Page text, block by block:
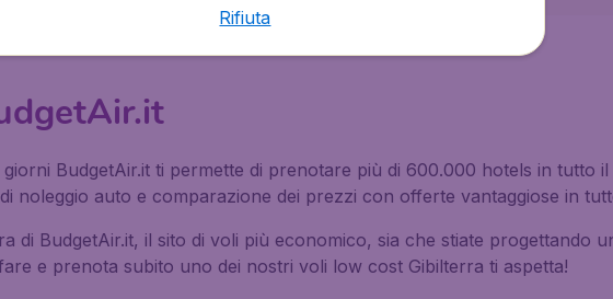
BudgetAir.it ti permette di prenotare più di 600.000 hotels in tutto
noleggio auto e comparazione dei prezzi con offerte vantaggiose in
di BudgetAir.it, il sito di voli più economico, sia che stiate progettando
e prenota subito uno dei nostri voli low cost Gibilterra ti aspetta!
Rifiuta